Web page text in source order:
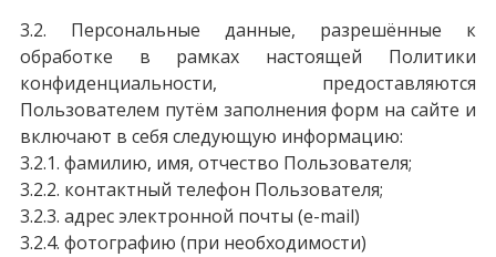
3.2. Персональные данные, разрешённые к
обработке в рамках настоящей Политики
конфиденциальности, предоставляются
Пользователем путём заполнения форм на сайте и
включают в себя следующую информацию:
3.2.1. фамилию, имя, отчество Пользователя;
3.2.2. контактный телефон Пользователя;
3.2.3. адрес электронной почты (e-mail)
3.2.4. фотографию (при необходимости)